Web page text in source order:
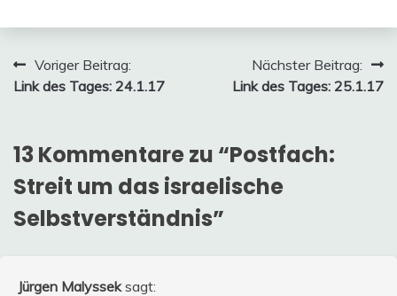
Beitragsnavigation
Voriger Beitrag:
Link des Tages: 24.1.17
Nächster Beitrag:
Link des Tages: 25.1.17
13 Kommentare zu “Postfach:
Streit um das israelische
Selbstverständnis”
Jürgen Malyssek sagt: